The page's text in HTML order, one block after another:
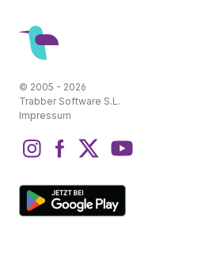
© 2005 - 2026
Trabber Software S.L.
Impressum